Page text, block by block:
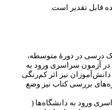
قابل تقدیر است.
درسی در دورۀ متوسطه،
آزمون سراسری ورود به
دانش آموزان نیز اثر کمرنگی
های بررسی کتاب نیز وضع
ورود به دانشگاهها (